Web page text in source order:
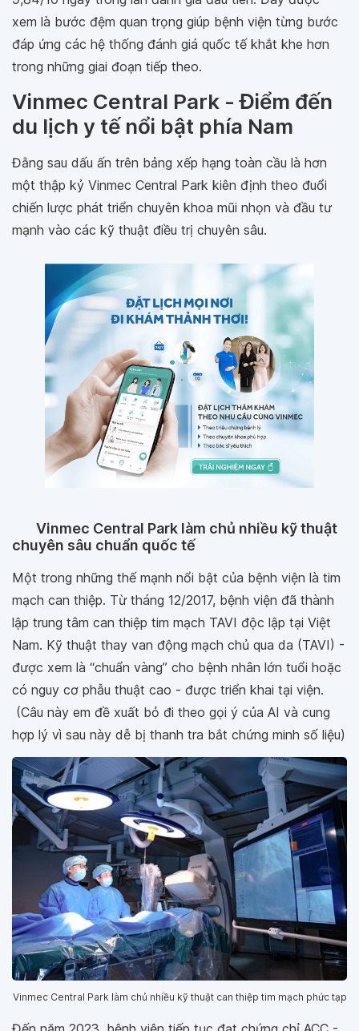
xem là bước đệm quan trọng giúp bệnh viện từng bước
đáp ứng các hệ thống đánh giá quốc tế khắt khe hơn
trong những giai đoạn tiếp theo.
Vinmec Central Park - Điểm đến
du lịch y tế nổi bật phía Nam
Đằng sau dấu ấn trên bảng xếp hạng toàn cầu là hơn
một thập kỷ Vinmec Central Park kiên định theo đuổi
chiến lược phát triển chuyên khoa mũi nhọn và đầu tư
mạnh vào các kỹ thuật điều trị chuyên sâu.
Vinmec Central Park làm chủ nhiều kỹ thuật
chuyên sâu chuẩn quốc tế
Một trong những thế mạnh nổi bật của bệnh viện là tim
mạch can thiệp. Từ tháng 12/2017, bệnh viện đã thành
lập trung tâm can thiệp tim mạch TAVI độc lập tại Việt
Nam. Kỹ thuật thay van động mạch chủ qua da (TAVI) -
được xem là “chuẩn vàng” cho bệnh nhân lớn tuổi hoặc
có nguy cơ phẫu thuật cao - được triển khai tại viện.
(Câu này em đề xuất bỏ đi theo gọi ý của AI và cung
hợp lý vì sau này dễ bị thanh tra bắt chứng minh số liệu)
Vinmec Central Park làm chủ nhiều kỹ thuật can thiệp tim mạch phức tạp